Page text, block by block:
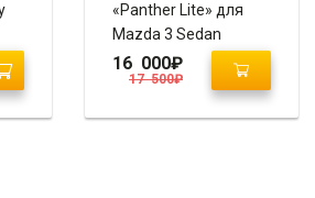
«Panther Lite» для
Mazda 3 Sedan
17 500₽
16 000₽